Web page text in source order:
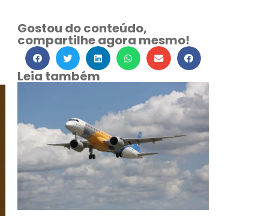
Gostou do conteúdo,
compartilhe agora mesmo!
Leia também